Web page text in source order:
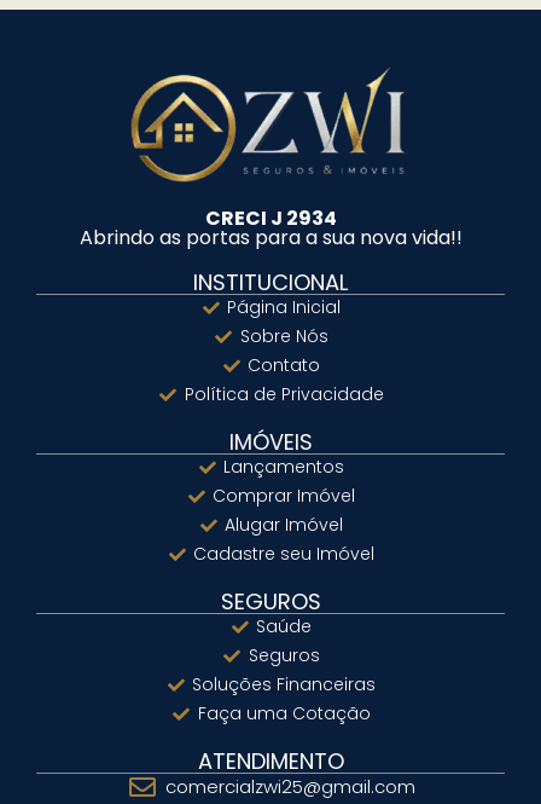
CRECI J 2934
Abrindo as portas para a sua nova vida!!
INSTITUCIONAL
Página Inicial
Sobre Nós
Contato
Política de Privacidade
IMÓVEIS
Lançamentos
Comprar Imóvel
Alugar Imóvel
Cadastre seu Imóvel
SEGUROS
Saúde
Seguros
Soluções Financeiras
Faça uma Cotação
ATENDIMENTO
comercialzwi25@gmail.com